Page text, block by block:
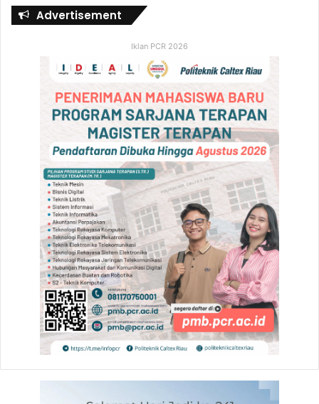
Advertisement
Iklan PCR 2026